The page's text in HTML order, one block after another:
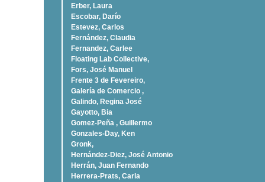
Erber, Laura
Escobar, Darío
Estevez, Carlos
Fernández, Claudia
Fernandez, Carlee
Floating Lab Collective,
Fors, José Manuel
Frente 3 de Fevereiro,
Galería de Comercio ,
Galindo, Regina José
Gayotto, Bia
Gomez-Peña , Guillermo
Gonzales-Day, Ken
Gronk,
Hernández-Diez, José Antonio
Herrán, Juan Fernando
Herrera-Prats, Carla